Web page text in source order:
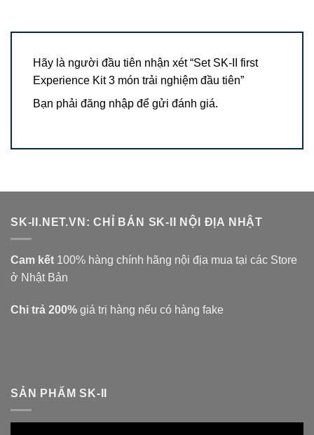
Hãy là người đầu tiên nhận xét “Set SK-II first
Experience Kit 3 món trải nghiệm đầu tiên”
Bạn phải đăng nhập để gửi đánh giá.
SK-II.NET.VN: CHỈ BÁN SK-II NỘI ĐỊA NHẬT
Cam kết 100% hàng chính hãng nội địa mua tại các Store
ở Nhật Bản
Chi trả 200% giá trị hàng nếu có hàng fake
SẢN PHẨM SK-II